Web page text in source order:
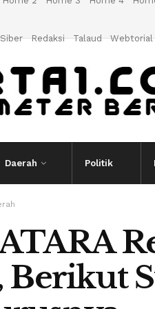
Redaksi Talaud Webtorial
Daerah Politik
Berikut